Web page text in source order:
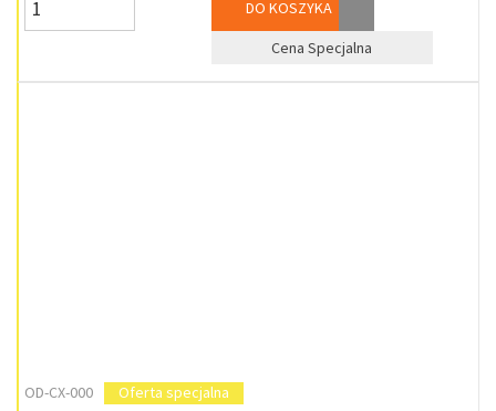
DO KOSZYKA
Cena Specjalna
OD-CX-000
Oferta specjalna